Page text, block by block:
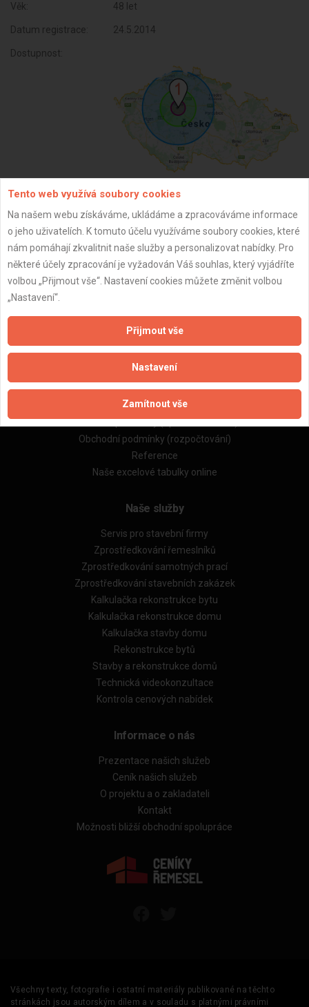
Věk: 48 let
Datum registrace: 24.5.2014
Dostupnost:
ZPĚT
Aktualizováno z portálu ARES dne 02.12.2024 12:00:13
Důležité informace
Naše firmy a řemeslníci
Zpracování a ochrana osobních údajů
Zásady pro používání souborů cookie
Obchodní podmínky (zprostředkování)
Obchodní podmínky (rozpočtování)
Reference
Naše excelové tabulky online
Naše služby
Servis pro stavební firmy
Zprostředkování řemeslníků
Zprostředkování samotných prací
Zprostředkování stavebních zakázek
Kalkulačka rekonstrukce bytu
Kalkulačka rekonstrukce domu
Kalkulačka stavby domu
Rekonstrukce bytů
Stavby a rekonstrukce domů
Technická videokonzultace
Kontrola cenových nabídek
Informace o nás
Prezentace našich služeb
Ceník našich služeb
O projektu a o zakladateli
Kontakt
Možnosti bližší obchodní spolupráce
Všechny texty, fotografie i ostatní materiály publikované na těchto
stránkách jsou autorským dílem a v souladu s platnými právními
Tento web využívá soubory cookies
Na našem webu získáváme, ukládáme a zpracováváme informace
o jeho uživatelích. K tomuto účelu využíváme soubory cookies, které
nám pomáhají zkvalitnit naše služby a personalizovat nabídky. Pro
některé účely zpracování je vyžadován Váš souhlas, který vyjádříte
volbou „Přijmout vše“. Nastavení cookies můžete změnit volbou
„Nastavení“.
Přijmout vše
Nastavení
Zamítnout vše